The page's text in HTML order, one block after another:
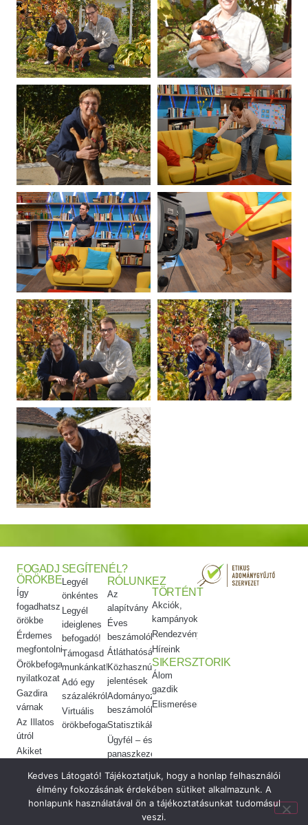
FOGADJ
ÖRÖKBE
Így
fogadhatsz
örökbe
Érdemes
megfontolni
Örökbefogadói
nyilatkozat
Gazdira
várnak
Az Illatos
útról
Akiket
adtunk
Meggyógyítottuk
SEGÍTENÉL?
Legyél
önkéntes
Legyél
ideiglenes
befogadó!
Támogasd
munkánkat!
Adó egy
százalékról
Virtuális
örökbefogadás
RÓLUNK
Az
alapítvány
Éves
beszámolók
Átláthatóság
Közhasznúsági
jelentések
Adományozási
beszámolók
Statisztikák
Ügyfél – és
panaszkezelés
kódex
EZ
TÖRTÉNT
Akciók,
kampányok
Rendezvényeink
Híreink
SIKERSZTORIK
Álom
gazdik
Elismeréseink
Kedves Látogató! Tájékoztatjuk, hogy a honlap felhasználói
élmény fokozásának érdekében sütiket alkalmazunk. A
honlapunk használatával ön a tájékoztatásunkat tudomásul
veszi.